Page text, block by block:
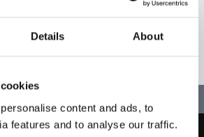
Details About
content and ads, to
features and to analyse our traffic.